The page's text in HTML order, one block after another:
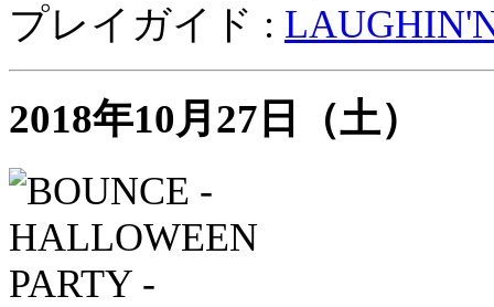
プレイガイド :
2018年10月27日（土）